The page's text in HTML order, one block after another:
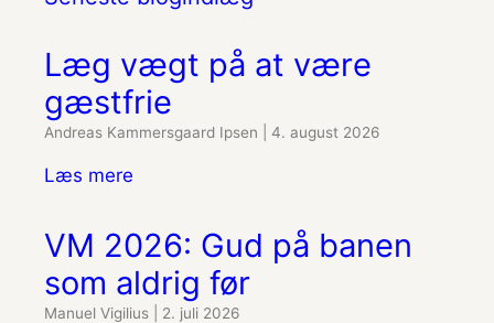
Læg vægt på at være
gæstfrie
Andreas Kammersgaard Ipsen 4. august 2026
Læs mere
VM 2026: Gud på banen
som aldrig før
Manuel Vigilius 2. juli 2026